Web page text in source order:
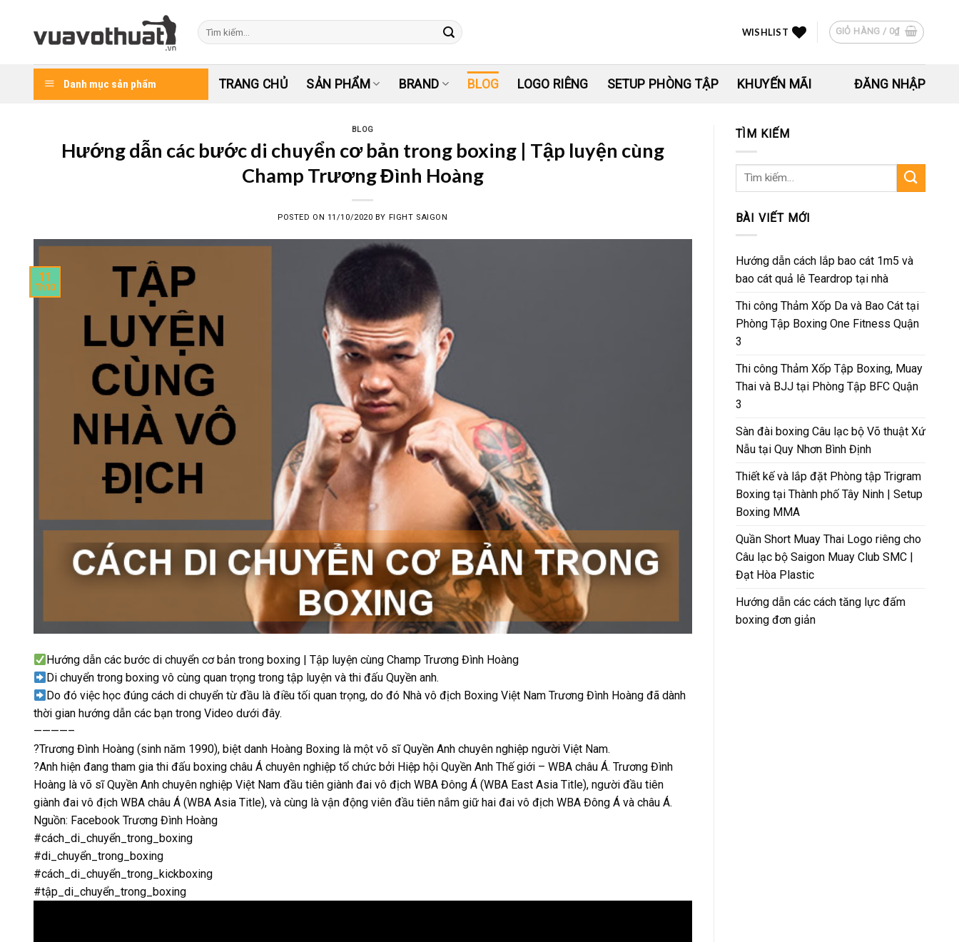
content
Tìm
kiếm:
WISHLIST GIỎ HÀNG / 0₫
Danh mục sản phẩm TRANG CHỦ SẢN PHẨM BRAND BLOG LOGO RIÊNG SETUP PHÒNG TẬP KHUYẾN MÃI ĐĂNG NHẬP
BLOG
Hướng dẫn các bước di chuyển cơ bản trong boxing | Tập luyện cùng
Champ Trương Đình Hoàng
POSTED ON 11/10/2020 BY FIGHT SAIGON
11
Th10
Hướng dẫn các bước di chuyển cơ bản trong boxing | Tập luyện cùng Champ Trương Đình Hoàng
Di chuyển trong boxing vô cùng quan trọng trong tập luyện và thi đấu Quyền anh.
Do đó việc học đúng cách di chuyển từ đầu là điều tối quan trọng, do đó Nhà vô địch Boxing Việt Nam Trương Đình Hoàng đã dành
thời gian hướng dẫn các bạn trong Video dưới đây.
————–
?Trương Đình Hoàng (sinh năm 1990), biệt danh Hoàng Boxing là một võ sĩ Quyền Anh chuyên nghiệp người Việt Nam.
?Anh hiện đang tham gia thi đấu boxing châu Á chuyên nghiệp tổ chức bởi Hiệp hội Quyền Anh Thế giới – WBA châu Á. Trương Đình
Hoàng là võ sĩ Quyền Anh chuyên nghiệp Việt Nam đầu tiên giành đai vô địch WBA Đông Á (WBA East Asia Title), người đầu tiên
giành đai vô địch WBA châu Á (WBA Asia Title), và cùng là vận động viên đầu tiên nắm giữ hai đai vô địch WBA Đông Á và châu Á.
Nguồn: Facebook Trương Đình Hoàng
#cách_di_chuyển_trong_boxing
#di_chuyển_trong_boxing
#cách_di_chuyển_trong_kickboxing
#tập_di_chuyển_trong_boxing
TÌM KIẾM
Tìm
BÀI VIẾT MỚI
Hướng dẫn cách lắp bao cát 1m5 và
bao cát quả lê Teardrop tại nhà
Thi công Thảm Xốp Da và Bao Cát tại
Phòng Tập Boxing One Fitness Quận
3
Thi công Thảm Xốp Tập Boxing, Muay
Thai và BJJ tại Phòng Tập BFC Quận
3
Sàn đài boxing Câu lạc bộ Võ thuật Xứ
Nẫu tại Quy Nhơn Bình Định
Thiết kế và lắp đặt Phòng tập Trigram
Boxing tại Thành phố Tây Ninh | Setup
Boxing MMA
Quần Short Muay Thai Logo riêng cho
Câu lạc bộ Saigon Muay Club SMC |
Đạt Hòa Plastic
Hướng dẫn các cách tăng lực đấm
boxing đơn giản